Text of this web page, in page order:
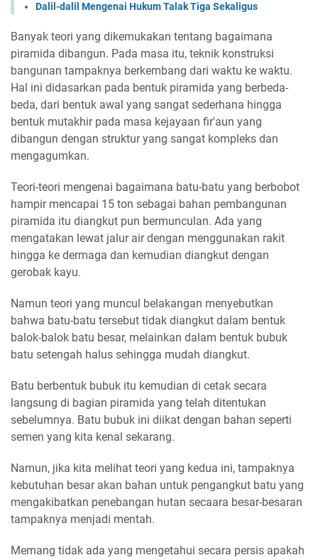
Dalil-dalil Mengenai Hukum Talak Tiga Sekaligus
Banyak teori yang dikemukakan tentang bagaimana
piramida dibangun. Pada masa itu, teknik konstruksi
bangunan tampaknya berkembang dari waktu ke waktu.
Hal ini didasarkan pada bentuk piramida yang berbeda-
beda, dari bentuk awal yang sangat sederhana hingga
bentuk mutakhir pada masa kejayaan fir'aun yang
dibangun dengan struktur yang sangat kompleks dan
mengagumkan.
Teori-teori mengenai bagaimana batu-batu yang berbobot
hampir mencapai 15 ton sebagai bahan pembangunan
piramida itu diangkut pun bermunculan. Ada yang
mengatakan lewat jalur air dengan menggunakan rakit
hingga ke dermaga dan kemudian diangkut dengan
gerobak kayu.
Namun teori yang muncul belakangan menyebutkan
bahwa batu-batu tersebut tidak diangkut dalam bentuk
balok-balok batu besar, melainkan dalam bentuk bubuk
batu setengah halus sehingga mudah diangkut.
Batu berbentuk bubuk itu kemudian di cetak secara
langsung di bagian piramida yang telah ditentukan
sebelumnya. Batu bubuk ini diikat dengan bahan seperti
semen yang kita kenal sekarang.
Namun, jika kita melihat teori yang kedua ini, tampaknya
kebutuhan besar akan bahan untuk pengangkut batu yang
mengakibatkan penebangan hutan secaara besar-besaran
tampaknya menjadi mentah.
Memang tidak ada yang mengetahui secara persis apakah